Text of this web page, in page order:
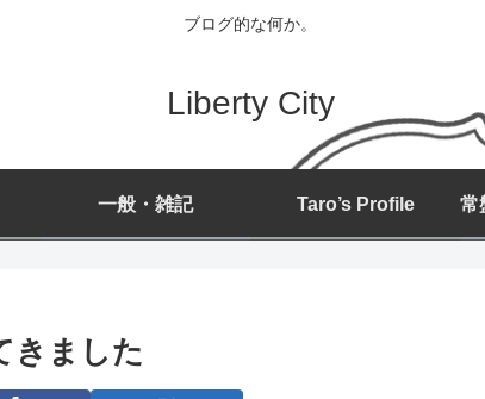
ブログ的な何か。
Liberty City
一般・雑記 Taro’s Profile
きました